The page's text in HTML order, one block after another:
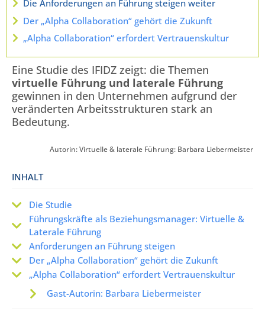
Die Anforderungen an Führung steigen weiter
Der „Alpha Collaboration“ gehört die Zukunft
„Alpha Collaboration“ erfordert Vertrauenskultur
Eine Studie des IFIDZ zeigt: die Themen
virtuelle Führung und laterale Führung
gewinnen in den Unternehmen aufgrund der
veränderten Arbeitsstrukturen stark an
Bedeutung.
Autorin: Virtuelle & laterale Führung: Barbara Liebermeister
INHALT
Die Studie
Führungskräfte als Beziehungsmanager: Virtuelle &
Laterale Führung
Anforderungen an Führung steigen
Der „Alpha Collaboration“ gehört die Zukunft
„Alpha Collaboration“ erfordert Vertrauenskultur
Gast-Autorin: Barbara Liebermeister